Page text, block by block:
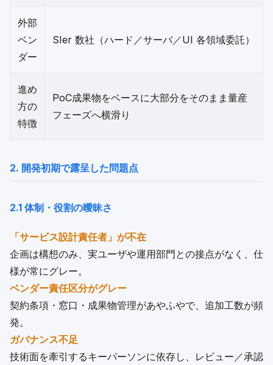
外部
ベン
ダー
SIer 数社（ハード／サーバ／UI 各領域委託）
進め
方の
特徴
PoC成果物をベースに大部分をそのまま量産
フェーズへ横滑り
2. 開発初期で露呈した問題点
2.1 体制・役割の曖昧さ
「サービス設計責任者」が不在
企画は構想のみ、実ユーザや運用部門との接点がなく、仕
様が常にグレー。
ベンダー責任区分がグレー
契約条項・窓口・成果物管理があやふやで、追加工数が頻
発。
ガバナンス不足
技術面を牽引するキーパーソンに依存し、レビュー／承認